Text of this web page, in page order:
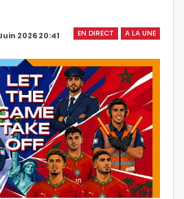
EN DIRECT A LA UNE
2026 20:41